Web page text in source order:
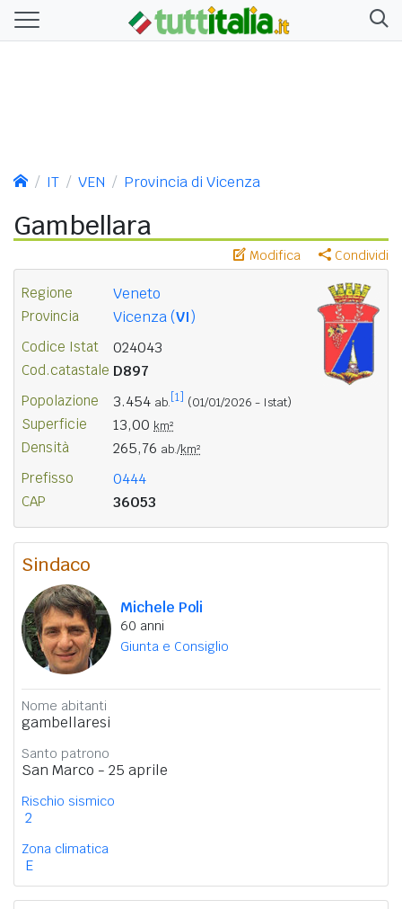
IT VEN Provincia di Vicenza
Gambellara
Modifica Condividi
Regione Veneto
Provincia Vicenza (VI)
Codice Istat 024043
Cod.catastale D897
Popolazione 3.454 ab. [1] (01/01/2026 - Istat)
Superficie 13,00 km²
Densità 265,76 ab./km²
Prefisso 0444
CAP 36053
Sindaco
Michele Poli
60 anni
Giunta e Consiglio
Nome abitanti
gambellaresi
Santo patrono
San Marco - 25 aprile
Rischio sismico
2
Zona climatica
E